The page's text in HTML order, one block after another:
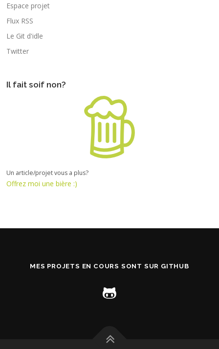
Espace projet
Flux RSS
Le Git d'idle
Twitter
Il fait soif non?
Un article/projet vous a plus?
Offrez moi une bière :)
MES PROJETS EN COURS SONT SUR GITHUB